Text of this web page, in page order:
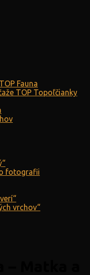
Fauna
TOP Topoľčianky
fotografii
vrchov“